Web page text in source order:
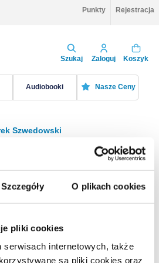
Szczegóły O plikach cookies
pliki cookies
serwisach internetowych, także
są pliki cookies oraz
Punkty Rejestracja
Szukaj Zaloguj Koszyk
Audiobooki Nasze Ceny
Szwedowski
Sortuj
Na stronie